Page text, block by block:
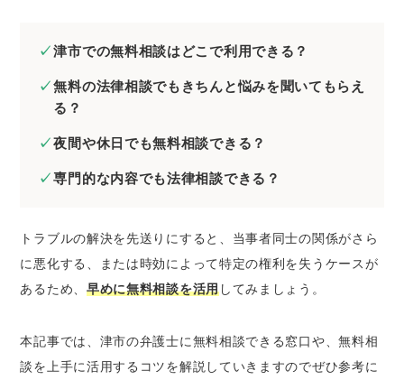
たいとき
津市の弁護士にネットトラブルの無料法律相
談をしたいとき
津市の弁護士に無料相談するときのコツ
弁護士費用を必ず聞いておく
方
経歴の長い弁護士を選ぶ
津市での無料相談はどこで利用できる？
無料の法律相談でもきちんと悩みを聞いてもらえ
る？
夜間や休日でも無料相談できる？
専門的な内容でも法律相談できる？
トラブルの解決を先送りにすると、当事者同士の関係がさら
に悪化する、または時効によって特定の権利を失うケースが
あるため、 早めに無料相談を活用してみましょう。
本記事では、津市の弁護士に無料相談できる窓口や、無料相
談を上手に活用するコツを解説していきますのでぜひ参考に